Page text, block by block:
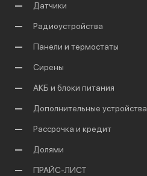
Датчики
Радиоустройства
Панели и термостаты
Сирены
АКБ и блоки питания
Дополнительные устройства
Рассрочка и кредит
Долями
ПРАЙС-ЛИСТ